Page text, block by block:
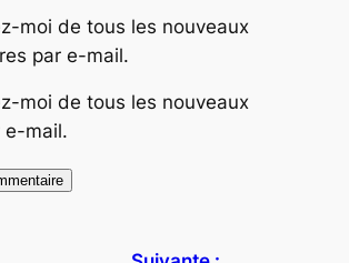
moi de tous les nouveaux
par e-mail.
moi de tous les nouveaux
e-mail.